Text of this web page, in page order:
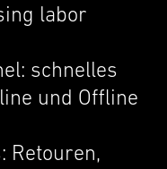
labor
schnelles
und Offline
Retouren,